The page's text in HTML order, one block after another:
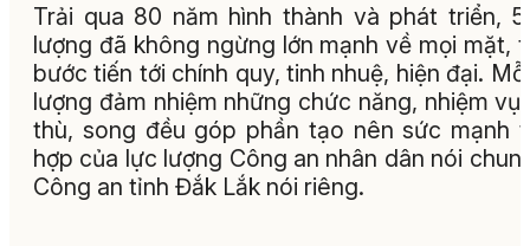
Trải qua 80 năm hình thành và phát triển,
lượng đã không ngừng lớn mạnh về mọi mặt,
bước tiến tới chính quy, tinh nhuệ, hiện đại.
lượng đảm nhiệm những chức năng, nhiệm vụ
thù, song đều góp phần tạo nên sức mạnh
hợp của lực lượng Công an nhân dân nói
Công an tỉnh Đắk Lắk nói riêng.